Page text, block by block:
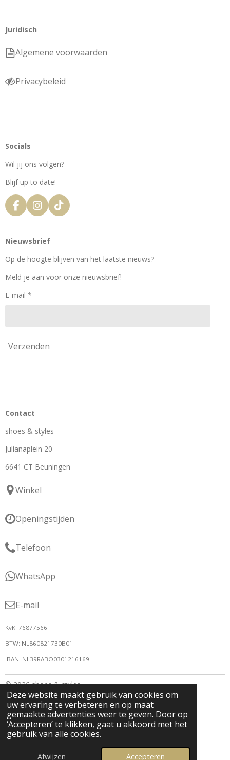
Deze website maakt gebruik van cookies om
uw ervaring te verbeteren en op maat
gemaakte advertenties weer te geven. Door op
‘Accepteren’ te klikken, gaat u akkoord met het
gebruik van alle cookies.
Afwijzen Accepteren
Juridisch
Algemene voorwaarden
Privacybeleid
Socials
Wil jij ons volgen?
Blijf up to date!
F
a
e
o
k
I
n
t
g
a
T
i
k
Nieuwsbrief
Op de hoogte blijven van het laatste nieuws?
Meld je aan voor onze nieuwsbrief!
E-mail *
Verzenden
Contact
shoes & styles
Julianaplein 20
6641 CT Beuningen
Winkel
Openingstijden
Telefoon
WhatsApp
E-mail
KvK: 76877566
BTW: NL860821730B01
IBAN: NL39RABO0301216169
© 2026 shoes & styles